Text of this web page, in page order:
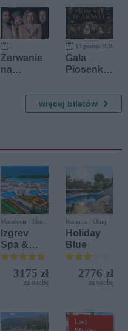
20 września 2026
Zerwanie
na
Ave Teatr
13 grudnia 2026
Gala
Piosenki
więcej biletów
Macedonia / Elen
Kamen
Izgrev
Spa &
Aquapark
3175 zł
za osobę
Rumunia / Olimp
Holiday
Blue
2776 zł
za osobę
Last